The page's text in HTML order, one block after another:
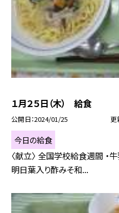
１月２５日（木） 給食
公開日 2024/01/25 更
今日の給食
〈献立〉 全国学校給食週間 ・
明日葉入り酢みそ和...